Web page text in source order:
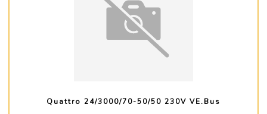
Quattro 24/3000/70-50/50 230V VE.Bus